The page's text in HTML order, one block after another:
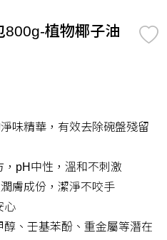
800g-植物椰子油
味精華，有效去除碗盤殘留
pH中性，溫和不刺激
膚成份，潔淨不咬手
心
、壬基苯酚、重金屬等潛在